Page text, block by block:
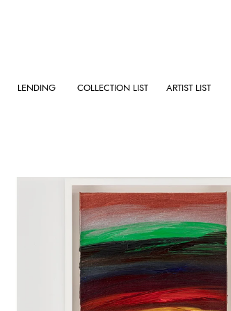
LENDING COLLECTION LIST ARTIST LIST